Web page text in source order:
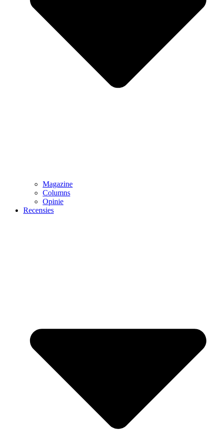
Magazine
Columns
Opinie
Recensies